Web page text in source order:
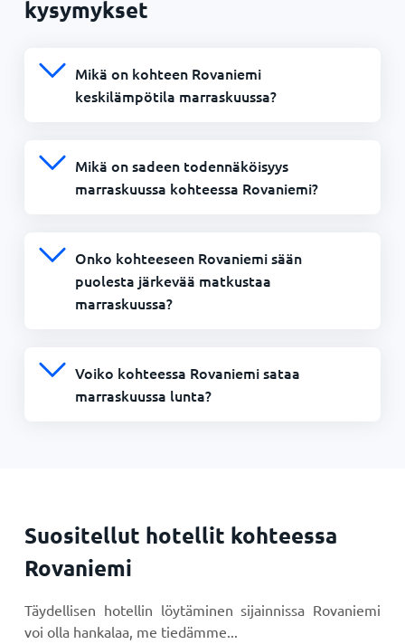
kysymykset
Mikä on kohteen Rovaniemi
keskilämpötila marraskuussa?
Mikä on sadeen todennäköisyys
marraskuussa kohteessa Rovaniemi?
Onko kohteeseen Rovaniemi sään
puolesta järkevää matkustaa
marraskuussa?
Voiko kohteessa Rovaniemi sataa
marraskuussa lunta?
Suositellut hotellit kohteessa
Rovaniemi
Täydellisen hotellin löytäminen sijainnissa Rovaniemi
voi olla hankalaa, me tiedämme...